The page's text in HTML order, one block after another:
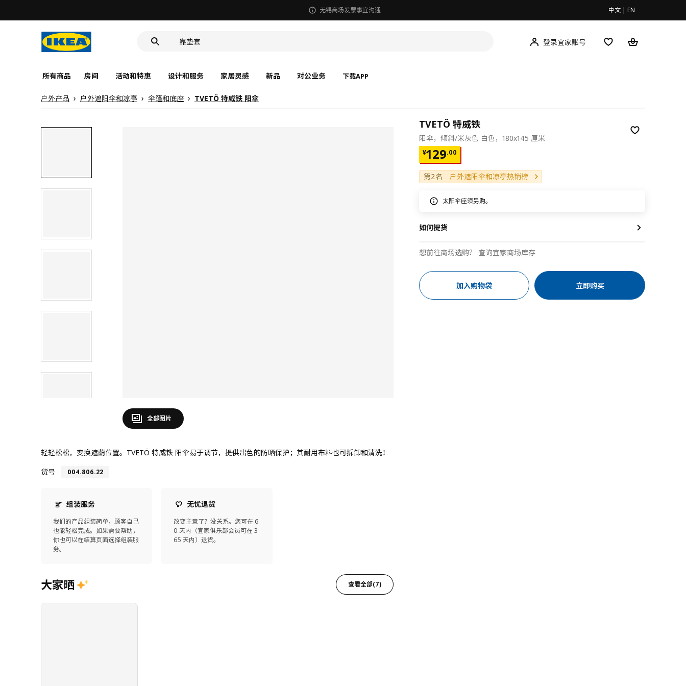
无锡商场发票事宜沟通 中文 | EN
洗脸池
登录宜家账号
所有商品 房间 活动和特惠 设计和服务 家居灵感 新品 对公业务 下载APP
户外产品 户外遮阳伞和凉亭 伞篷和底座 TVETÖ 特威铁 阳伞
全部图片
轻轻松松，变换遮荫位置。TVETÖ 特威铁 阳伞易于调节，提供出色的防晒保护；其耐用布料也可拆卸和清洗！
货号
004.806.22
组装服务
我们的产品组装简单，顾客自己
也能轻松完成。如果需要帮助，
你也可以在结算页面选择组装服
务。
无忧退货
改变主意了？没关系。您可在 6
0 天内（宜家俱乐部会员可在 3
65 天内）退货。
大家晒 查看全部(7)
TVETÖ 特威铁
阳伞，倾斜/米灰色 白色，180x145 厘米
¥129.00
¥ 129.00
第2名 户外遮阳伞和凉亭热销榜
太阳伞座须另购。
如何提货
想前往商场选购？ 查询宜家商场库存
加入购物袋 立即购买